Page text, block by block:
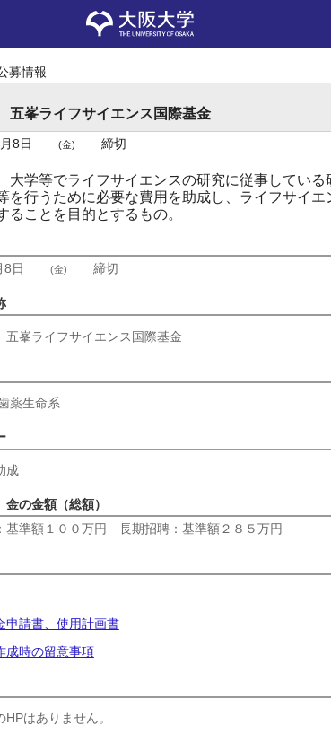
募情報
峯ライフサイエンス国際基金
8日 (金) 締切
大学等でライフサイエンスの研究に従事してい
を行うために必要な費用を助成し、ライフサイ
ることを目的とするもの。
8日
(金) 締切
峯ライフサイエンス国際基金
薬生命系
成
金の金額（総額）
基準額１００万円 長期招聘：基準額２８５万円
申請書、使用計画書
成時の留意事項
HPはありません。